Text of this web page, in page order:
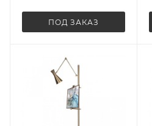
ПОД ЗАКАЗ